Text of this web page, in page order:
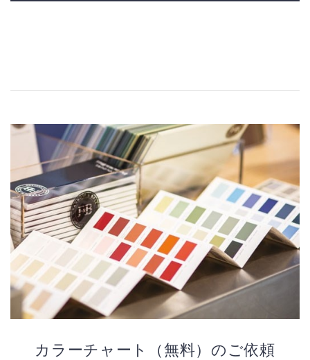
カラーチャート（無料）のご依頼